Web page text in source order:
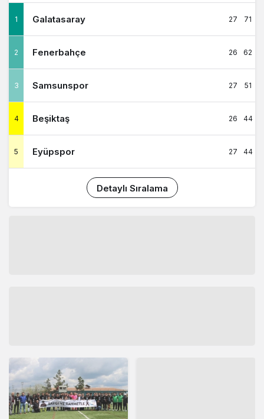
1 Galatasaray 27 71
2 Fenerbahçe 26 62
3 Samsunspor 27 51
4 Beşiktaş 26 44
5 Eyüpspor 27 44
Detaylı Sıralama